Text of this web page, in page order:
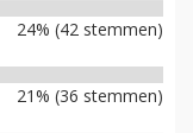
24% (42 stemmen)
21% (36 stemmen)